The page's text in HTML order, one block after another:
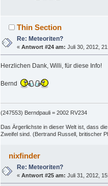
Thin Section
Re: Meteoriten?
«Antwort #24 am: Juli 30, 2012,
Herzlichen Dank, Willi, für diese Info!
Bernd
(247553) Berndpauli = 2002 RV234
Das Ärgerlichste in dieser Welt ist, dass
Zweifel sind. (Bertrand Russell, britischer
nixfinder
Re: Meteoriten?
«Antwort #25 am: Juli 31, 2012,